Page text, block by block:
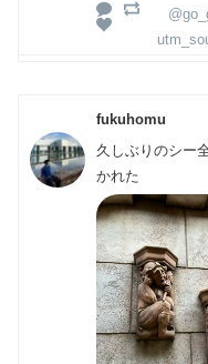
fukuhomu
久しぶりのシー
かれた